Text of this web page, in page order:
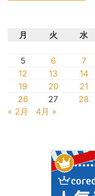
月
火 水
5
6 7
12
13 14
19
20 21
26
27 28
« 2月
4月 »